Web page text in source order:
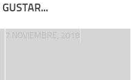
7 NOVIEMBRE, 2018